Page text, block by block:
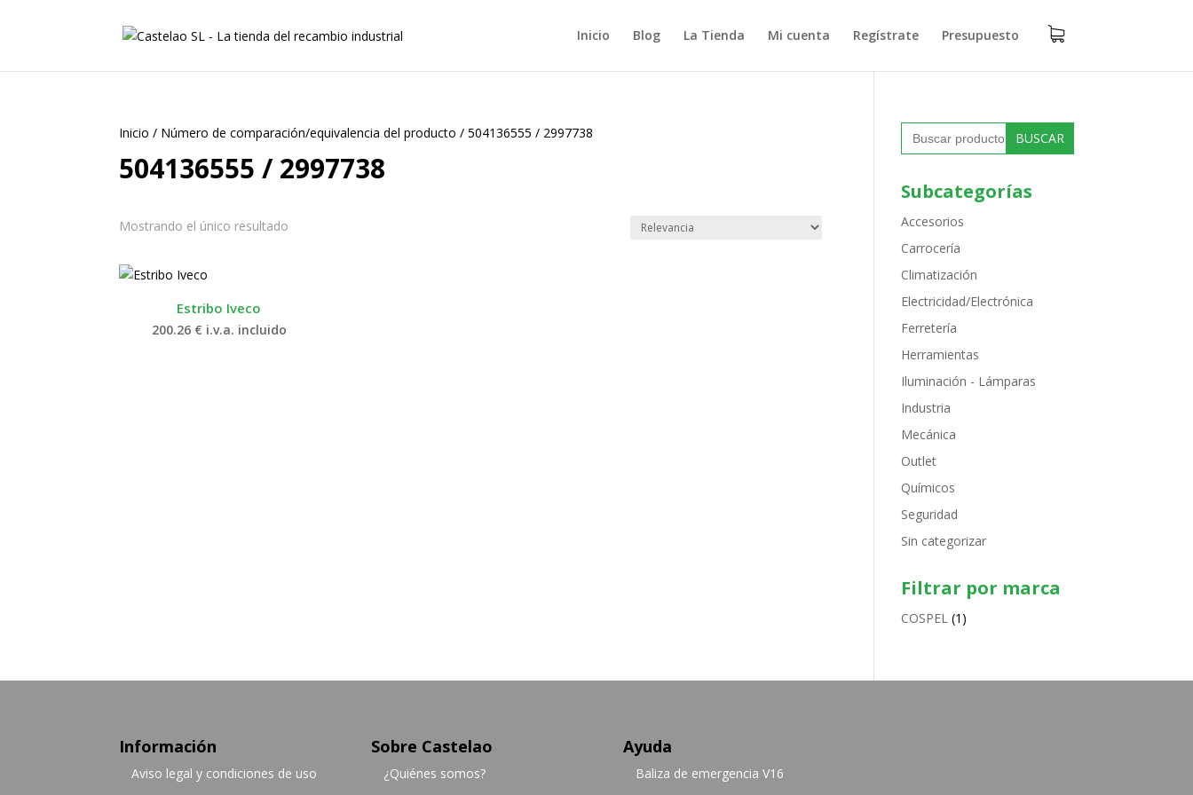
Inicio Blog La Tienda Mi cuenta Regístrate Presupuesto
Inicio / Número de comparación/equivalencia del producto /504136555 / 2997738
504136555 / 2997738
Mostrando el único resultado
Estribo Iveco
200.26 € i.v.a. incluido
Buscar:
Subcategorías
Accesorios
Carrocería
Climatización
Electricidad/Electrónica
Ferretería
Herramientas
Iluminación - Lámparas
Industria
Mecánica
Outlet
Químicos
Seguridad
Sin categorizar
Filtrar por marca
COSPEL (1)
Información
Aviso legal y condiciones de uso
Sobre Castelao
¿Quiénes somos?
Ayuda
Baliza de emergencia V16